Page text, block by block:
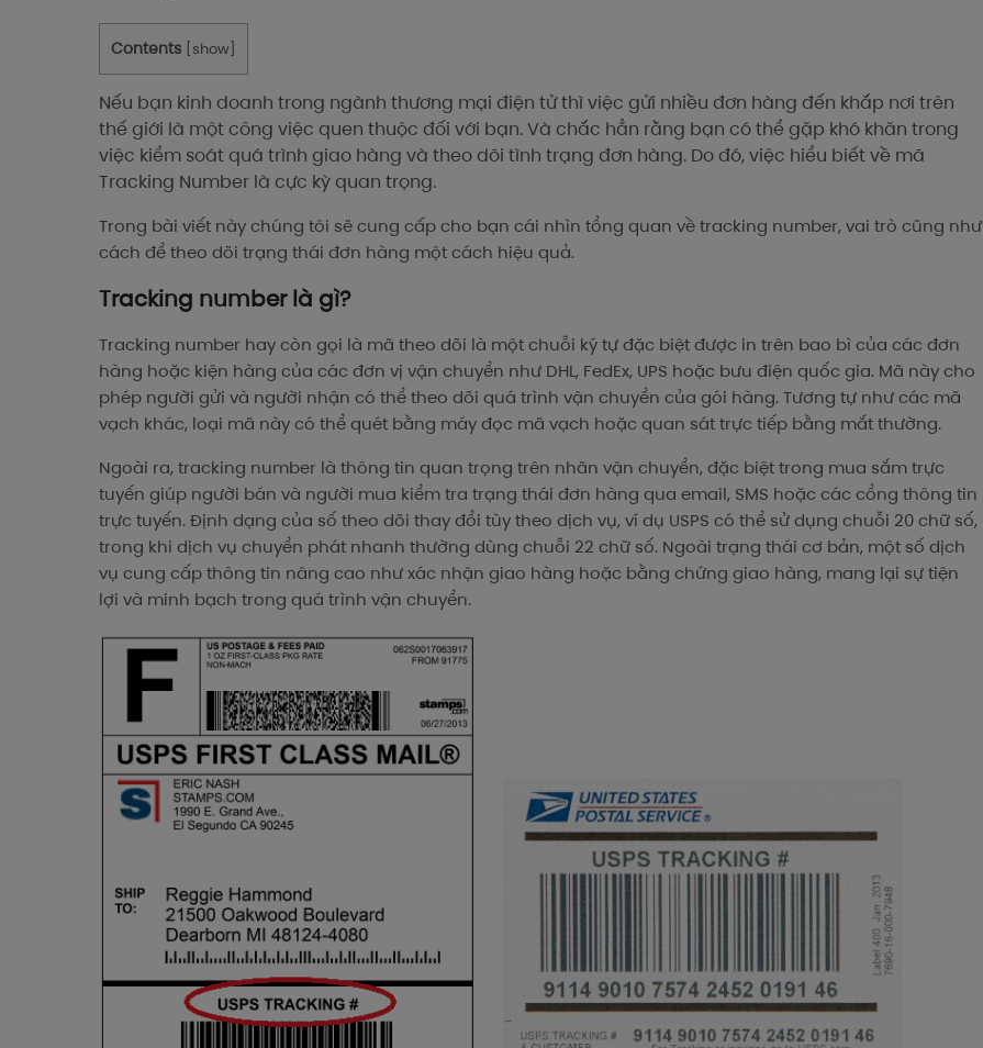
Contents show
Nếu bạn kinh doanh trong ngành thương mại điện tử thì việc gửi nhiều đơn hàng đến khắp nơi trên
thế giới là một công việc quen thuộc đối với bạn. Và chắc hẳn rằng bạn có thể gặp khó khăn trong
việc kiểm soát quá trình giao hàng và theo dõi tình trạng đơn hàng. Do đó, việc hiểu biết về mã
Tracking Number là cực kỳ quan trọng.
Trong bài viết này chúng tôi sẽ cung cấp cho bạn cái nhìn tổng quan về tracking number, vai trò cũng như
cách để theo dõi trạng thái đơn hàng một cách hiệu quả.
Tracking number là gì?
Tracking number hay còn gọi là mã theo dõi là một chuỗi ký tự đặc biệt được in trên bao bì của các đơn
hàng hoặc kiện hàng của các đơn vị vận chuyển như DHL, FedEx, UPS hoặc bưu điện quốc gia. Mã này cho
phép người gửi và người nhận có thể theo dõi quá trình vận chuyển của gói hàng. Tương tự như các mã
vạch khác, loại mã này có thể quét bằng máy đọc mã vạch hoặc quan sát trực tiếp bằng mắt thường.
Ngoài ra, tracking number là thông tin quan trọng trên nhãn vận chuyển, đặc biệt trong mua sắm trực
tuyến giúp người bán và người mua kiểm tra trạng thái đơn hàng qua email, SMS hoặc các cổng thông tin
trực tuyến. Định dạng của số theo dõi thay đổi tùy theo dịch vụ, ví dụ USPS có thể sử dụng chuỗi 20 chữ số,
trong khi dịch vụ chuyển phát nhanh thường dùng chuỗi 22 chữ số. Ngoài trạng thái cơ bản, một số dịch
vụ cung cấp thông tin nâng cao như xác nhận giao hàng hoặc bằng chứng giao hàng, mang lại sự tiện
lợi và minh bạch trong quá trình vận chuyển.